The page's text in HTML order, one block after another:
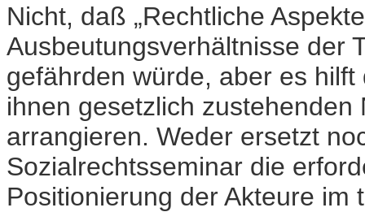
Nicht, daß „Rechtliche
Ausbeutungsverhältnisse der
gefährden würde, aber es
ihnen gesetzlich
arrangieren. Weder ersetzt
Sozialrechtsseminar die
Positionierung der Akteure im